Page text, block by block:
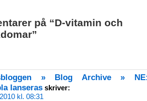
på “D-vitamin och
» Blog Archive »
lanseras skriver:
kl. 08:31